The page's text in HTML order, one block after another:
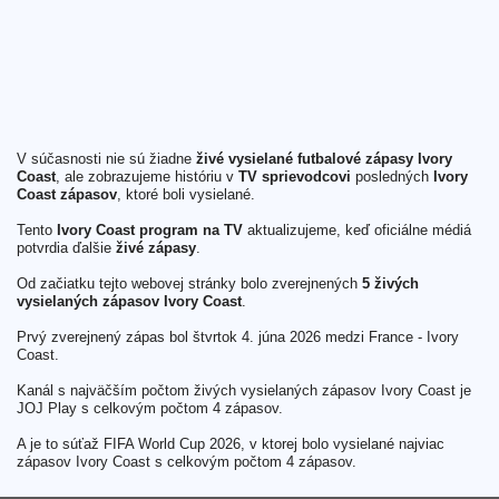
V súčasnosti nie sú žiadne živé vysielané futbalové zápasy Ivory
Coast, ale zobrazujeme históriu v TV sprievodcovi posledných Ivory
Coast zápasov, ktoré boli vysielané.
Tento Ivory Coast program na TV aktualizujeme, keď oficiálne médiá
potvrdia ďalšie živé zápasy.
Od začiatku tejto webovej stránky bolo zverejnených 5 živých
vysielaných zápasov Ivory Coast.
Prvý zverejnený zápas bol štvrtok 4. júna 2026 medzi France - Ivory
Coast.
Kanál s najväčším počtom živých vysielaných zápasov Ivory Coast je
JOJ Play s celkovým počtom 4 zápasov.
A je to súťaž FIFA World Cup 2026, v ktorej bolo vysielané najviac
zápasov Ivory Coast s celkovým počtom 4 zápasov.